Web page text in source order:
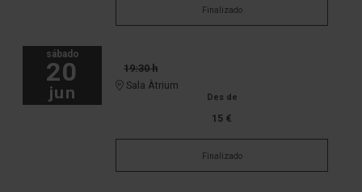
Finalizado
sábado
20
jun
19:30 h
Sala Àtrium
Des de
15 €
Finalizado